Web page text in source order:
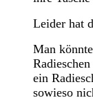
Leider hat
Man
ein
sowieso